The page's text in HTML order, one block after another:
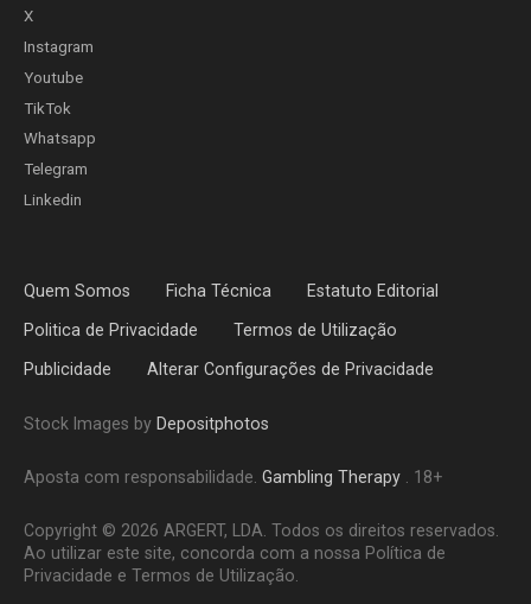
X
Instagram
Youtube
TikTok
Whatsapp
Telegram
Linkedin
Quem Somos Ficha Técnica Estatuto Editorial
Politica de Privacidade Termos de Utilização
Publicidade Alterar Configurações de Privacidade
Stock Images by Depositphotos
Aposta com responsabilidade. Gambling Therapy. 18+
Copyright © 2026 ARGERT, LDA. Todos os direitos reservados.
Ao utilizar este site, concorda com a nossa Política de
Privacidade e Termos de Utilização.